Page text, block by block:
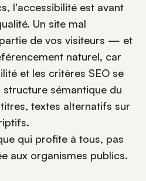
l'accessibilité est avant
Un site mal
de vos visiteurs — et
naturel, car
et les critères SEO se
sémantique du
textes alternatifs sur
qui profite à tous, pas
aux organismes publics.